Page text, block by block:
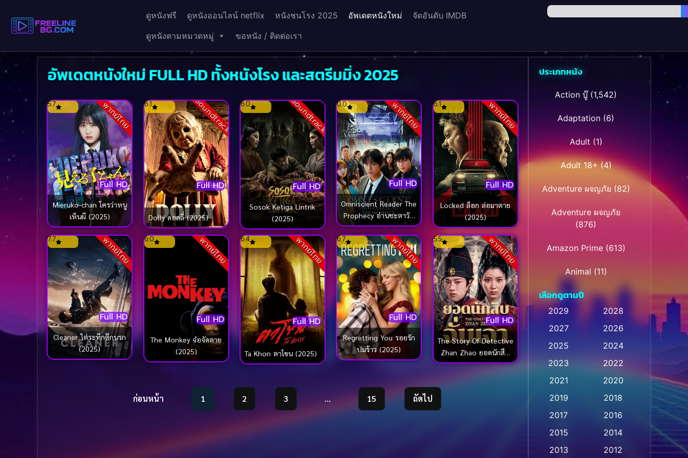
ดูหนังฟรี ดูหนังออนไลน์ netflix หนังชนโรง 2025 อัพเดตหนังใหม่
จัดอันดับ IMDB
ดูหนังตามหมวดหมู่
ขอหนัง / ติดต่อเรา
อัพเดตหนังใหม่ FULL HD ทั้งหนังโรง และสตรีมมิ่ง 2025
พากย์ไทย
Full HD
5.7
Mieruko-chan ใครว่าหนู
เห็นผี (2025)
Soundtrack
Full HD
6.1
Dolly ดอลลี่ (2025)
Soundtrack
Full HD
6.0
Sosok Ketiga Lintrik
(2025)
พากย์ไทย
Full HD
0.0
Omniscient Reader The
Prophecy อ่านชะตาวัน
สิ้นโลก (2025)
พากย์ไทย
Full HD
6.1
Locked ล็อก ล่อมาตาย
(2025)
พากย์ไทย
Full HD
7.7
Cleaner ไต่ระทึกตึกนรก
(2025)
พากย์ไทย
Full HD
6.0
The Monkey จ๋อจัดตาย
(2025)
พากย์ไทย
Full HD
6.4
Ta Khon ตาโขน (2025)
พากย์ไทย
Full HD
6.7
Regretting You รอยรัก
ปมร้าว (2025)
พากย์ไทย
Full HD
5.5
The Story Of Detective
Zhan Zhao ยอดนักสืบ
จั่นเจา (2025)
ก่อนหน้า 1 2 3 … 15 ถัดไป
ประเภทหนัง
Action บู๊(1,542)
Adaptation (6)
Adult(1)
Adult 18+(4)
Adventure ผจญภัย (82)
Adventure ผจญภัย
(876)
Amazon Prime(613)
Animal (11)
Animation การ์ตูน (28)
Animation การ์ตูน
Animation อนิเมชั่น(1)
Animation แอนิเมชั่น(1)
Anthology (2)
เลือกดูตามปี
2029
2028
2027
2026
2025
2024
2023
2022
2021
2020
2019
2018
2017
2016
2015
2014
2013
2012